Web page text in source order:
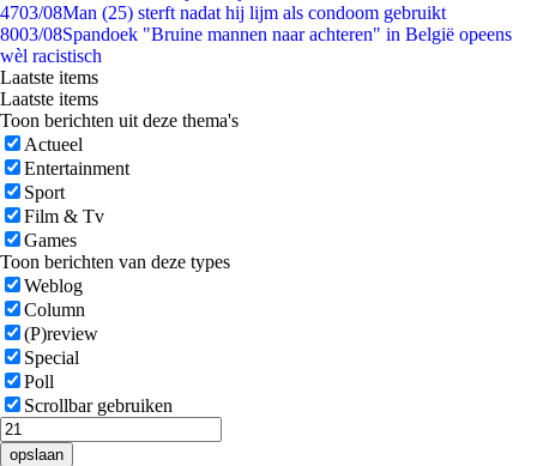
4703/08Man (25) sterft nadat hij lijm als condoom gebruikt
8003/08Spandoek "Bruine mannen naar achteren" in België opeens
wèl racistisch
Laatste items
Laatste items
Toon berichten uit deze thema's
Actueel
Entertainment
Sport
Film & Tv
Games
Toon berichten van deze types
Weblog
Column
(P)review
Special
Poll
Scrollbar gebruiken
opslaan